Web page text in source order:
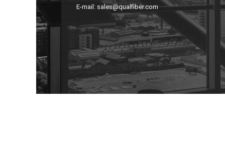
E-mail: sales@qualfiber.com